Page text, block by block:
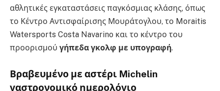
αθλητικές εγκαταστάσεις παγκόσμιας κλάσης, όπως
το Κέντρο Αντισφαίρισης Μουράτογλου, το Moraitis
Watersports Costa Navarino και το κέντρο του
προορισμού γήπεδα γκολφ με υπογραφή.
Βραβευμένο με αστέρι Michelin
γαστρονομικό ημερολόγιο